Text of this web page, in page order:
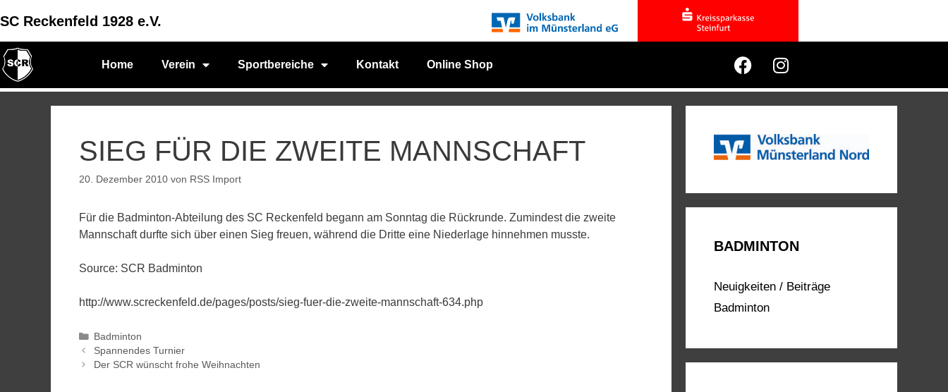
SC Reckenfeld 1928 e.V.
Home Verein Sportbereiche Kontakt Online Shop
SIEG FÜR DIE ZWEITE MANNSCHAFT
20. Dezember 2010 von RSS Import
Für die Badminton-Abteilung des SC Reckenfeld begann am Sonntag die Rückrunde. Zumindest die zweite
Mannschaft durfte sich über einen Sieg freuen, während die Dritte eine Niederlage hinnehmen musste.
Source: SCR Badminton
http://www.screckenfeld.de/pages/posts/sieg-fuer-die-zweite-mannschaft-634.php
Badminton
Spannendes Turnier
Der SCR wünscht frohe Weihnachten
BADMINTON
Neuigkeiten / Beiträge
Badminton